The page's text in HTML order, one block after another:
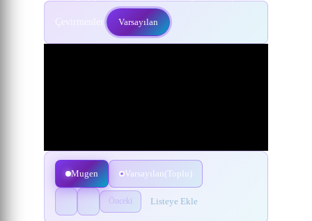
Çevirmenler: Varsayılan
Mugen Varsayılan(Toplu)
Önceki Listeye Ekle